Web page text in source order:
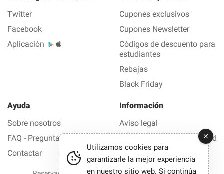
Twitter
Facebook
Aplicación
Cupones exclusivos
Cupones Newsletter
Códigos de descuento para
estudiantes
Rebajas
Black Friday
Ayuda
Sobre nosotros
FAQ - Preguntas frecuentes
Contactar
Información
Aviso legal
Política de confidencialidad
Utilizamos cookies para
garantizarle la mejor experiencia
en nuestro sitio web. Si continúa